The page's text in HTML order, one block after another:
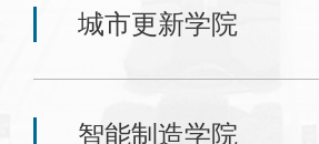
城市更新学院
智能制造学院